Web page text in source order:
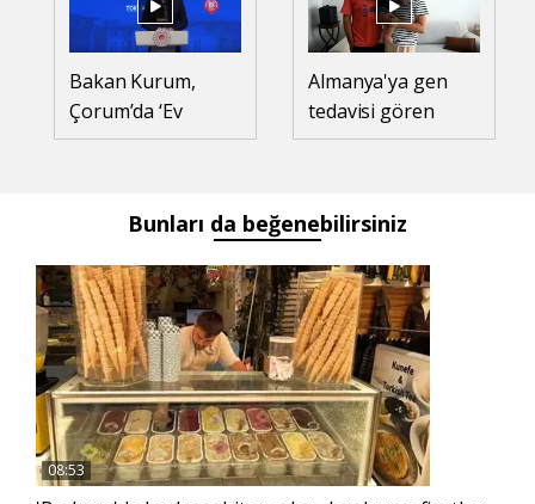
Bakan Kurum,
Çorum’da ‘Ev
Sahibi Türkiye’
Almanya'ya gen
tedavisi gören
SMA'lı Teoman
Bunları da beğenebilirsiniz
08:53